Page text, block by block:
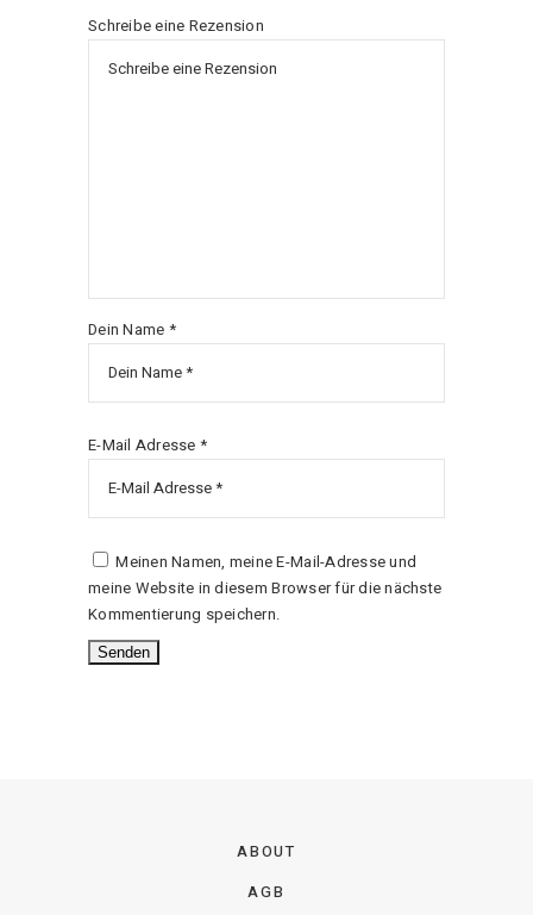
Schreibe eine Rezension
Dein Name *
E-Mail Adresse *
Meinen Namen, meine E-Mail-Adresse und
meine Website in diesem Browser für die nächste
Kommentierung speichern.
ABOUT
AGB